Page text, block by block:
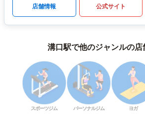
店舗情報 公式サイト
溝口駅で他のジャンルの店
スポーツジム パーソナルジム ヨガ